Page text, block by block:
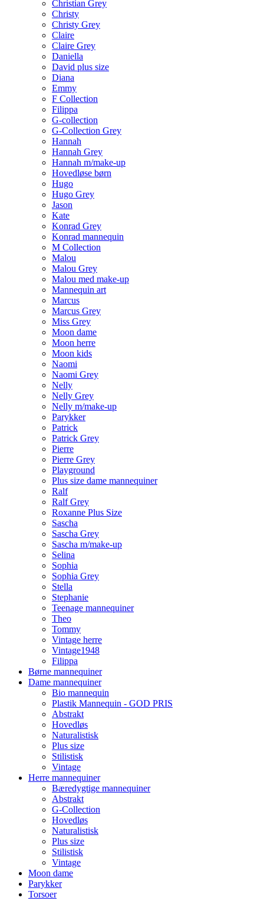
Christian Grey
Christy
Christy Grey
Claire
Claire Grey
Daniella
David plus size
Diana
Emmy
F Collection
Filippa
G-collection
G-Collection Grey
Hannah
Hannah Grey
Hannah m/make-up
Hovedløse børn
Hugo
Hugo Grey
Jason
Kate
Konrad Grey
Konrad mannequin
M Collection
Malou
Malou Grey
Malou med make-up
Mannequin art
Marcus
Marcus Grey
Miss Grey
Moon dame
Moon herre
Moon kids
Naomi
Naomi Grey
Nelly
Nelly Grey
Nelly m/make-up
Parykker
Patrick
Patrick Grey
Pierre
Pierre Grey
Playground
Plus size dame mannequiner
Ralf
Ralf Grey
Roxanne Plus Size
Sascha
Sascha Grey
Sascha m/make-up
Selina
Sophia
Sophia Grey
Stella
Stephanie
Teenage mannequiner
Theo
Tommy
Vintage herre
Vintage1948
Filippa
Børne mannequiner
Dame mannequiner
Bio mannequin
Plastik Mannequin - GOD PRIS
Abstrakt
Hovedløs
Naturalistisk
Plus size
Stilistisk
Vintage
Herre mannequiner
Bæredygtige mannequiner
Abstrakt
G-Collection
Hovedløs
Naturalistisk
Plus size
Stilistisk
Vintage
Moon dame
Parykker
Torsoer